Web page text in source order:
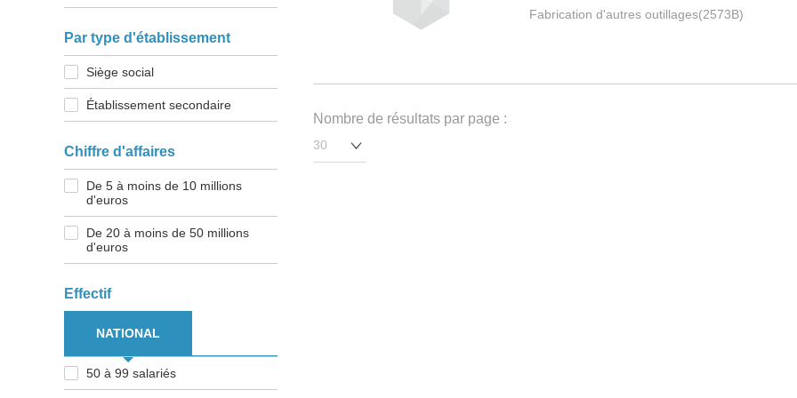
Par type d'établissement
Siège social
Établissement secondaire
Chiffre d'affaires
De 5 à moins de 10 millions
d'euros
De 20 à moins de 50 millions
d'euros
Effectif
NATIONAL
50 à 99 salariés
Fabrication d'autres outillages(2573B)
Nombre de résultats par page :